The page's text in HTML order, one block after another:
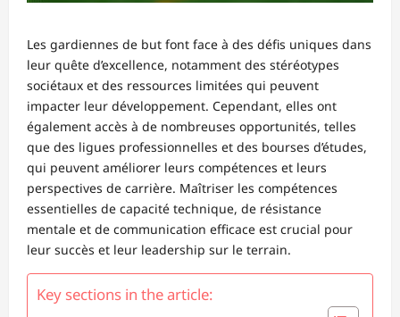
Les gardiennes de but font face à des défis uniques dans
leur quête d’excellence, notamment des stéréotypes
sociétaux et des ressources limitées qui peuvent
impacter leur développement. Cependant, elles ont
également accès à de nombreuses opportunités, telles
que des ligues professionnelles et des bourses d’études,
qui peuvent améliorer leurs compétences et leurs
perspectives de carrière. Maîtriser les compétences
essentielles de capacité technique, de résistance
mentale et de communication efficace est crucial pour
leur succès et leur leadership sur le terrain.
Key sections in the article: